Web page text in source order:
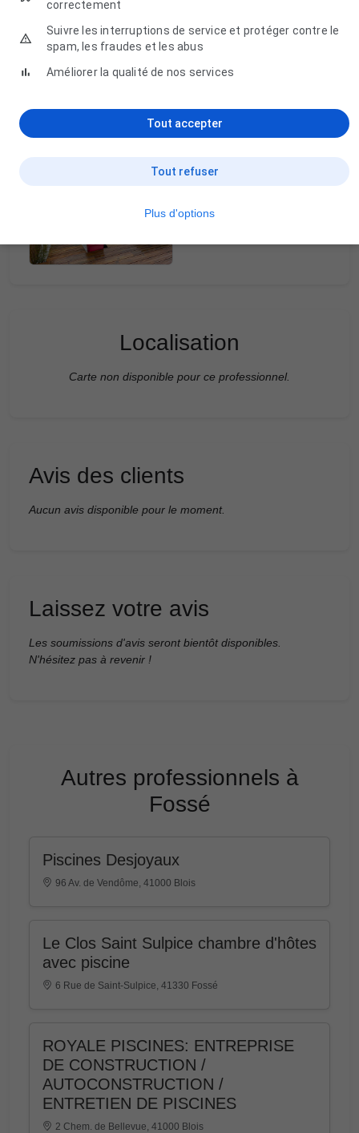
Localisation
Carte non disponible pour ce professionnel.
Avis des clients
Aucun avis disponible pour le moment.
Laissez votre avis
Les soumissions d'avis seront bientôt disponibles.
N'hésitez pas à revenir !
Autres professionnels à
Fossé
Piscines Desjoyaux
96 Av. de Vendôme, 41000 Blois
Le Clos Saint Sulpice chambre d'hôtes
avec piscine
6 Rue de Saint-Sulpice, 41330 Fossé
ROYALE PISCINES: ENTREPRISE
DE CONSTRUCTION /
AUTOCONSTRUCTION /
ENTRETIEN DE PISCINES
2 Chem. de Bellevue, 41000 Blois
correctement
Suivre les interruptions de service et protéger contre le
spam, les fraudes et les abus
Améliorer la qualité de nos services
Tout refuser
Tout accepter
Plus d'options